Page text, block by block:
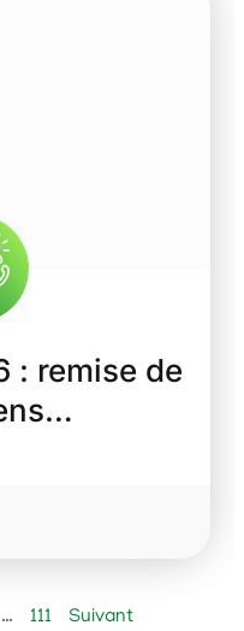
: remise de
… 111 Suivant